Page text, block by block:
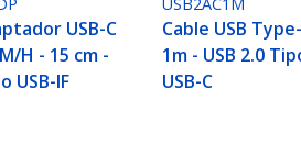
USB-C
H - 15 cm -
USB-IF
Cable USB
1m - USB 2.0
USB-C